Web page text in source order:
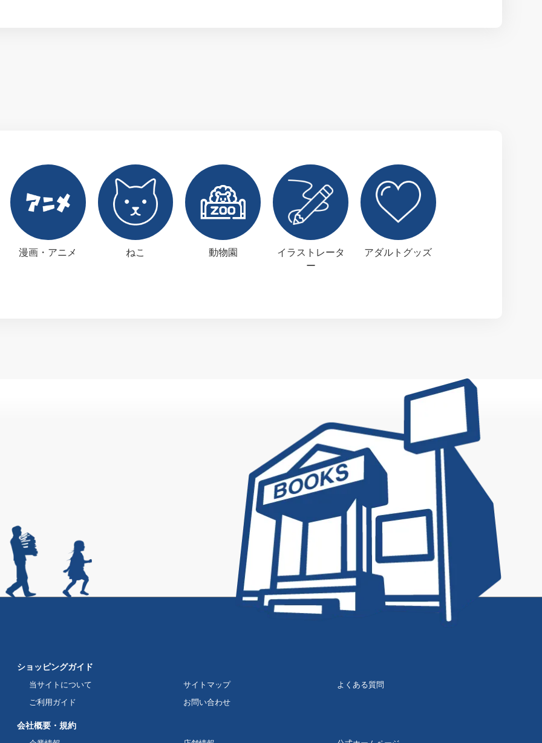
漫画・アニメ ねこ 動物園
イラストレータ
ー
アダルトグッズ
ショッピングガイド
当サイトについて サイトマップ
よくある質問
ご利用ガイド
お問い合わせ
会社概要・規約